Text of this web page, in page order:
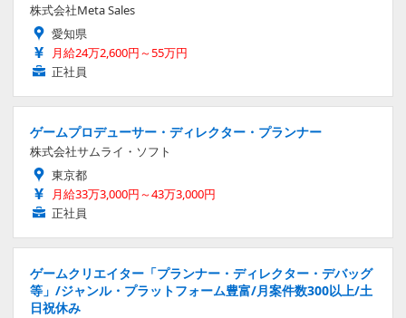
株式会社Meta Sales
愛知県
月給24万2,600円～55万円
正社員
ゲームプロデューサー・ディレクター・プランナー
株式会社サムライ・ソフト
東京都
月給33万3,000円～43万3,000円
正社員
ゲームクリエイター「プランナー・ディレクター・デバッグ
等」/ジャンル・プラットフォーム豊富/月案件数300以上/土
日祝休み